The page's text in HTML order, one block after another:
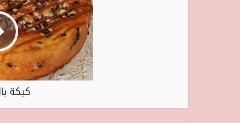
كيكة